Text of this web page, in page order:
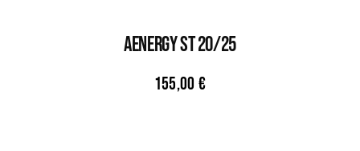
AENERGY ST 20/25
155,00 €